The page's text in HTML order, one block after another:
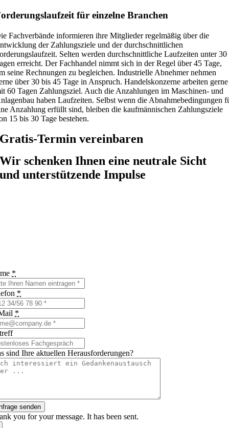
für einzelne Branchen
Fachverbände informieren ihre Mitglieder regelmäßig über die
der Zahlungsziele und der durchschnittlichen
Selten werden durchschnittliche Laufzeiten unter 30
erreicht. Der Fachhandel nimmt sich in der Regel über 45 Tage,
seine Rechnungen zu begleichen. Industrielle Abnehmer nehmen
über 30 bis 45 Tage in Anspruch. Handelskonzerne arbeiten gerne
60 Tagen Zahlungsziel. Auch die Anzahlungen im Maschinen- und
haben Laufzeiten. Selbst wenn die Abnahmebedingungen
Anzahlung erfüllt sind, bleiben die kaufmännischen Zahlungsziele
15 bis 30 Tage bestehen.
Gratis-Termin vereinbaren
Wir schenken Ihnen eine neutrale Sicht
und unterstützende Impulse
*
*
*
sind Ihre aktuellen Herausforderungen?
senden
you for your message. It has been sent.